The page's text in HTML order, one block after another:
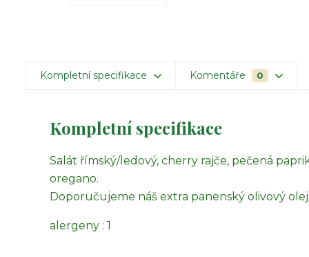
Kompletní specifikace Komentáře 0
Kompletní specifikace
Salát římský/ledový, cherry rajče, pečená
oregano.
Doporučujeme náš extra panenský olivový
alergeny : 1